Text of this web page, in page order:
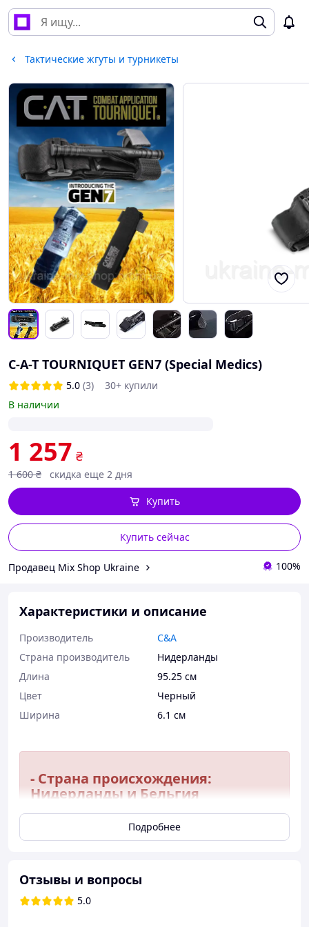
Тактические жгуты и турникеты
C-A-T TOURNIQUET GEN7 (Special Medics)
5.0 (3)
30+ купили
В наличии
1 257 ₴
1 600 ₴ скидка еще 2 дня
Купить сейчас
Купить
Продавец Mix Shop Ukraine 100%
Характеристики и описание
Производитель
C&A
Страна производитель
Нидерланды
Длина
95.25 см
Цвет
Черный
Ширина
6.1 см
- Страна происхождения:
Нидерланды и Бельгия
- сайт производителя
: https://specialmedics.com/en/pro
ducts/c-a-t-tourniquet-gen7/
ТУРНИКЕТ БОЕВОГО ПРИМЕНЕНИЯ "С-А-
Подробнее
Отзывы и вопросы
5.0